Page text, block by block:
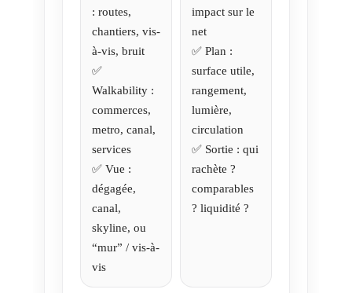
: routes,
chantiers, vis-
à-vis, bruit
✅
Walkability :
commerces,
metro, canal,
services
✅ Vue :
dégagée,
canal,
skyline, ou
“mur” / vis-à-
vis
impact sur le
net
✅ Plan :
surface utile,
rangement,
lumière,
circulation
✅ Sortie : qui
rachète ?
comparables
? liquidité ?